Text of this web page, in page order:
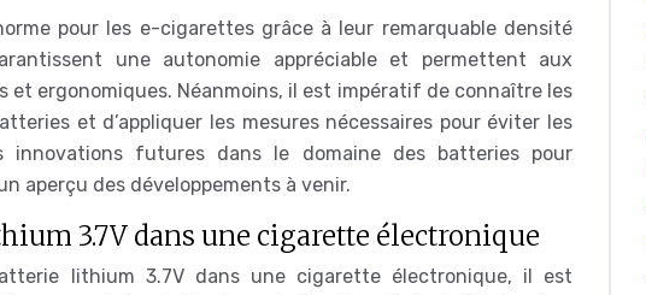
pour les e-cigarettes grâce à leur remarquable densité
une autonomie appréciable et permettent aux
et ergonomiques. Néanmoins, il est impératif de connaître les
et d’appliquer les mesures nécessaires pour éviter les
innovations futures dans le domaine des batteries pour
aperçu des développements à venir.
3.7V dans une cigarette électronique
lithium 3.7V dans une cigarette électronique, il est